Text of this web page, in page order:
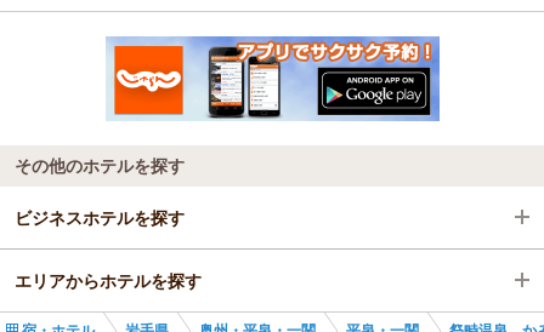
その他のホテルを探す
ビジネスホテルを探す
岩手県
エリアからホテルを探す